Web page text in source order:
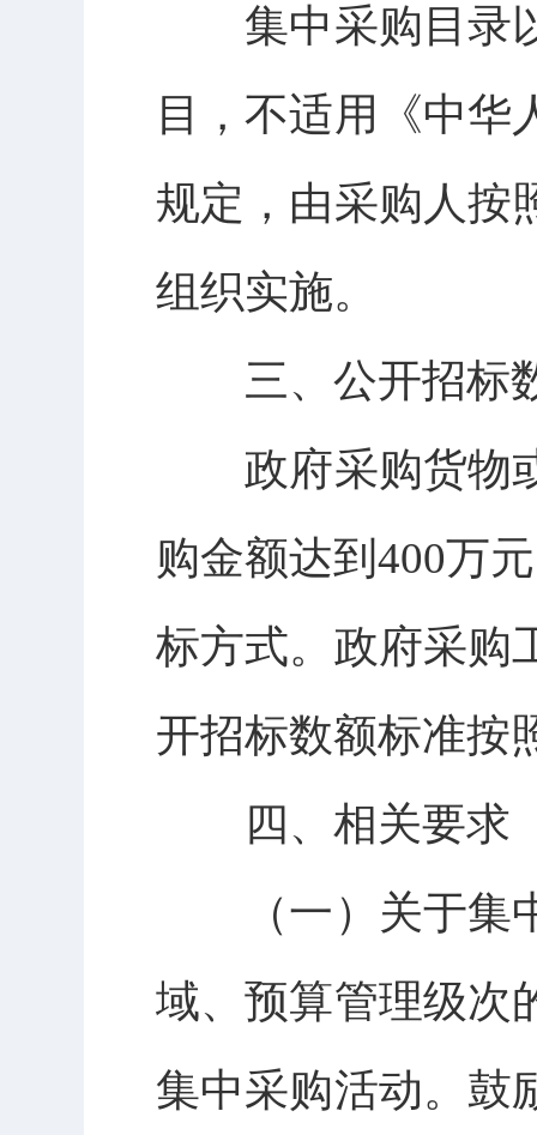
集中采购目录
目，不适用《中华
规定，由采购人按
组织实施。
三、公开招标
政府采购货物
购金额达到400万
标方式。政府采购
开招标数额标准按
四、相关要求
（一）关于
域、预算管理级次
集中采购活动。鼓